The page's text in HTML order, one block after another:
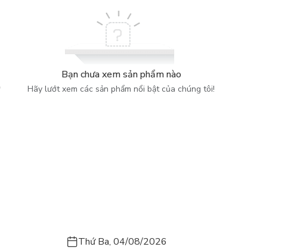
Bạn chưa xem sản phẩm nào
Hãy lướt xem các sản phẩm nổi bật của chúng tôi!
Thứ Ba, 04/08/2026